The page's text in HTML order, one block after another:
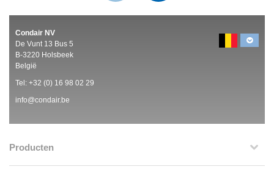
Condair NV
De Vunt 13 Bus 5
B-3220 Holsbeek
België
Tel: +32 (0) 16 98 02 29
info@condair.be
Producten